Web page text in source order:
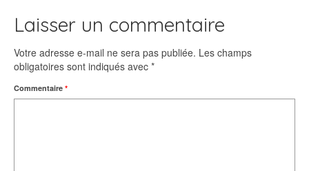
Laisser un commentaire
Votre adresse e-mail ne sera pas publiée. Les champs
obligatoires sont indiqués avec *
Commentaire *